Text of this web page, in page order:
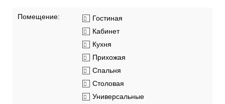
Помещение:
Гостиная
Кабинет
Кухня
Прихожая
Спальня
Столовая
Универсальные